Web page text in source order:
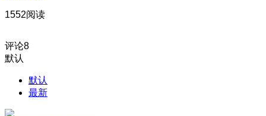
1552阅读
评论8
默认
默认
最新